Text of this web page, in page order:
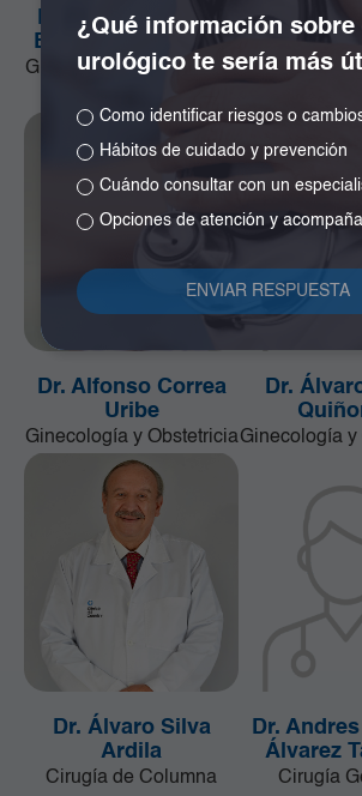
Dr. Alejandro José
Bonivento Jiménez
Ginecología y Obstetricia
Dr.
Dr. Alfonso Correa
Uribe
Ginecología y Obstetricia
Dr.
Ginecología y
Dr. Álvaro Silva
Ardila
Cirugía de Columna
Dr.
Álvarez
Cirugía
¿Qué información sobre
urológico te sería más
Como identificar riesgos o
Hábitos de cuidado y prevención
Cuándo consultar con un
Opciones de atención y